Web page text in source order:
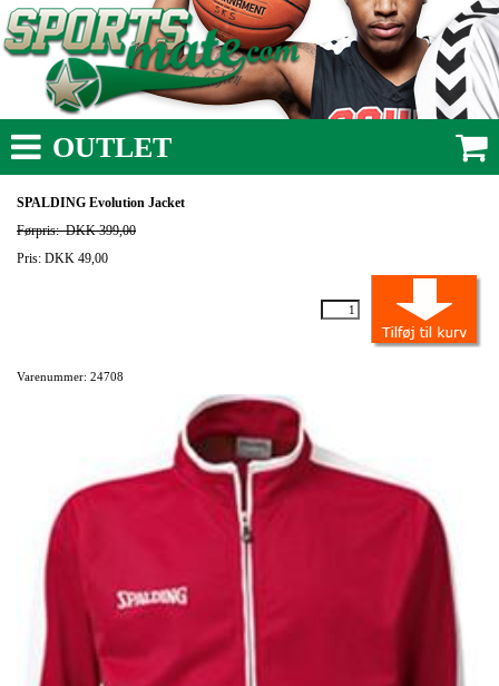
OUTLET
SPALDING Evolution Jacket
Førpris:DKK 399,00
Pris: DKK 49,00
Varenummer: 24708